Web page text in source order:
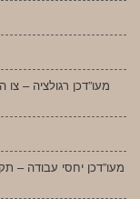
מעו”דכן יחסי עבודה –